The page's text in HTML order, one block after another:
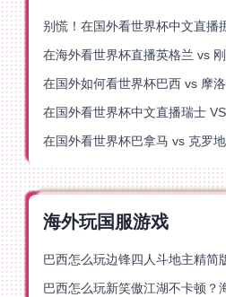
海外玩国服游戏